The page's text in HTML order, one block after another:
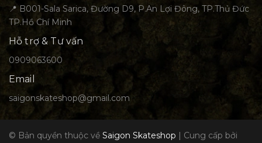
📍 B001-Sala Sarica, Đường D9, P.An Lợi Đông, TP.Thủ Đức
TP.Hồ Chí Minh
Hỗ trợ & Tư vấn
0909063600
Email
saigonskateshop@gmail.com
© Bản quyền thuộc về Saigon Skateshop | Cung cấp bởi